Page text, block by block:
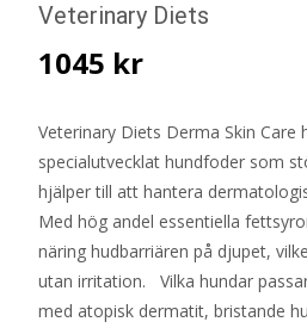
Veterinary Diets
1045 kr
Veterinary Diets Derma Skin Care
specialutvecklat hundfoder som
hjälper till att hantera
Med hög andel essentiella
näring hudbarriären på djupet,
utan irritation. Vilka hundar
med atopisk dermatit, bristande